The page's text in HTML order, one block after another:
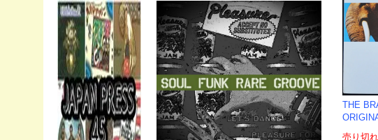
THE
売り切れ